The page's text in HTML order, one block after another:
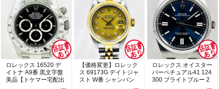
ロレックス 16520 デ
イトナ A9番 黒文字盤
美品【トケマー宅配出
【価格変更】ロレック
ス 69173G デイトジャ
スト W番 シャンパン
ロレックス オイスター
パーペチュアル41 124
300 ブライトブルー 2